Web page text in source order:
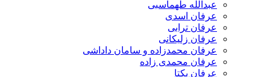
عبدالله طهماسبی‎
عرفان اسدی
عرفان ترابی
عرفان زلیکانی
عرفان محمدزاده و سامان داداشی
عرفان محمدی زاده
عرفان یکتا